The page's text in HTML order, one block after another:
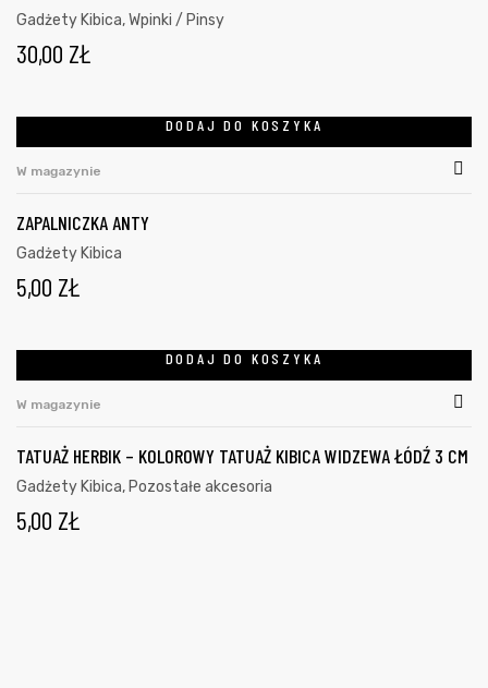
Gadżety Kibica,Wpinki / Pinsy
30,00 ZŁ
DODAJ DO KOSZYKA
W magazynie
ZAPALNICZKA ANTY
Gadżety Kibica
5,00 ZŁ
DODAJ DO KOSZYKA
W magazynie
TATUAŻ HERBIK – KOLOROWY TATUAŻ KIBICA WIDZEWA ŁÓDŹ 3 CM
Gadżety Kibica, Pozostałe akcesoria
5,00 ZŁ